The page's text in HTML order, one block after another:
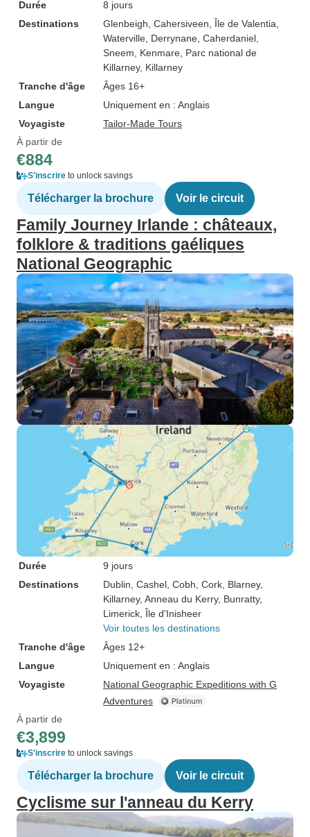
Durée
8 jours
Destinations
Glenbeigh , Cahersiveen , Île de Valentia
Waterville , Derrynane , Caherdaniel
Sneem , Kenmare , Parc national de
Killarney, Killarney
Tranche d'âge
Âges 16+
Langue
Uniquement en : Anglais
Voyagiste
Tailor-Made Tours
À partir de
€884
S'inscrire to unlock savings
Télécharger la brochure Voir le circuit
Family Journey Irlande : châteaux,
folklore & traditions gaéliques
National Geographic
Durée
9 jours
Destinations
Dublin , Cashel , Cobh , Cork , Blarney,
Killarney, Anneau du Kerry, Bunratty,
Limerick , Île d'Inisheer
Voir toutes les destinations
Tranche d'âge
Âges 12+
Langue
Uniquement en : Anglais
Voyagiste
National Geographic Expeditions with G
Adventures
À partir de
€3,899
S'inscrire to unlock savings
Télécharger la brochure Voir le circuit
Cyclisme sur l'anneau du Kerry